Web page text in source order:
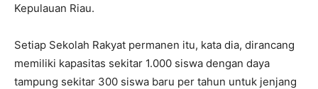
Kepulauan Riau.
Setiap Sekolah Rakyat permanen itu, kata dia, dirancang
memiliki kapasitas sekitar 1.000 siswa dengan daya
tampung sekitar 300 siswa baru per tahun untuk jenjang